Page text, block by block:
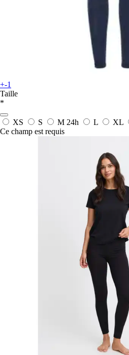
+-1
Taille
*
XS S M 24h L XL
Ce champ est requis